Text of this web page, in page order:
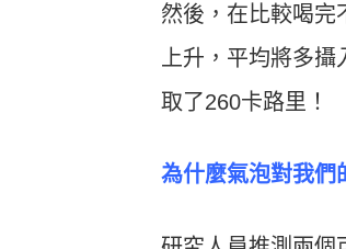
然後，在比較喝完
上升，平均將多
取了260卡路里！
為什麼氣泡對我們